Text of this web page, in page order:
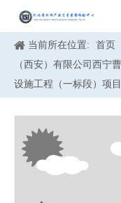
当前所在位置: 首页
（西安）有限公司西宁
设施工程（一标段）项